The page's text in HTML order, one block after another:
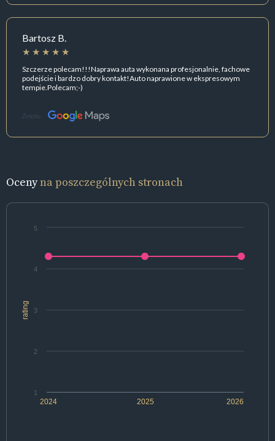
Bartosz B.
Szczerze polecam!!!Naprawa auta wykonana profesjonalnie, fachowe
podejście i bardzo dobry kontakt!Auto naprawione w ekspresowym
tempie.Polecam;-)
Źródło:
Ocenyna poszczególnych stronach
rating
2024 2025 2026
1
2
3
4
5